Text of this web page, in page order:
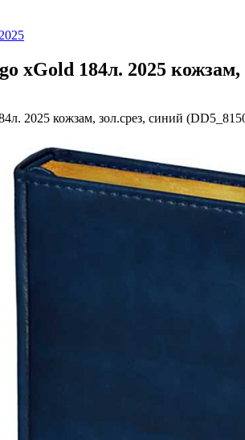
xGold 184л. 2025 кожзам,